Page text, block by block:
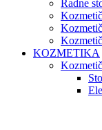
Radne
KOZMETIKA